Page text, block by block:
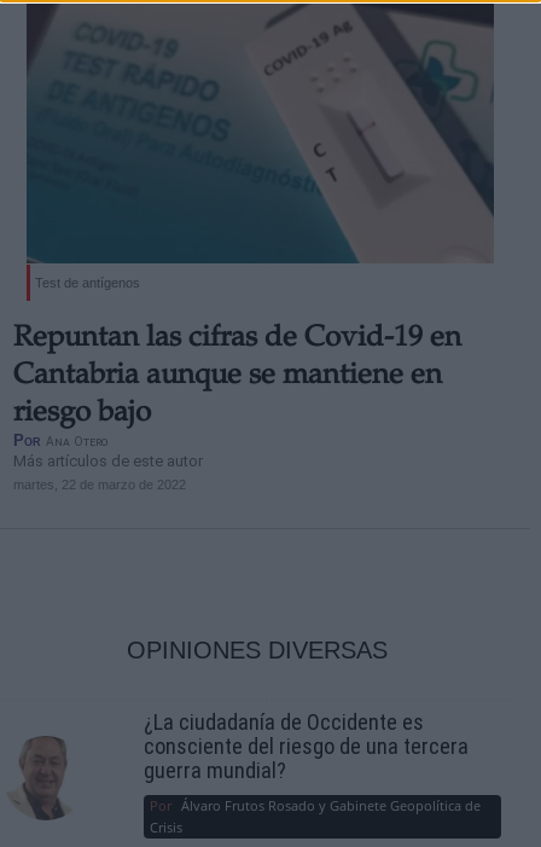
Test de antígenos
Repuntan las cifras de Covid-19 en
Cantabria aunque se mantiene en
riesgo bajo
Por Ana Otero
Más artículos de este autor
martes, 22 de marzo de 2022
OPINIONES DIVERSAS
¿La ciudadanía de Occidente es
consciente del riesgo de una tercera
guerra mundial?
Por Álvaro Frutos Rosado y Gabinete Geopolítica de
Crisis